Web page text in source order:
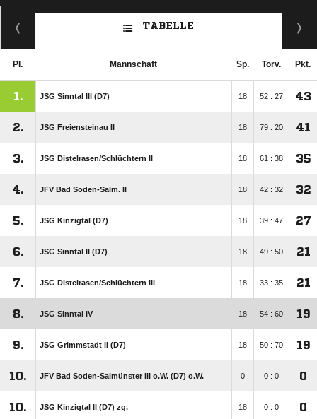
TABELLE
Pl. Mannschaft Sp. Torv. Pkt.
1. JSG Sinntal III (D7) 18 52 : 27 43
2. JSG Freiensteinau II 18 79 : 20 41
3. JSG Distelrasen/​Schlüchtern II 18 61 : 38 35
4. JFV Bad Soden-Salm. II 18 42 : 32 32
5. JSG Kinzigtal (D7) 18 39 : 47 27
6. JSG Sinntal II (D7) 18 49 : 50 21
7. JSG Distelrasen/​Schlüchtern III 18 33 : 35 21
8. JSG Sinntal IV 18 54 : 60 19
9. JSG Grimmstadt II (D7) 18 50 : 70 19
10. JFV Bad Soden-Salmünster III o.W. (D7) o.W. 0 0 : 0 0
10. JSG Kinzigtal II (D7) zg. 18 0 : 0 0